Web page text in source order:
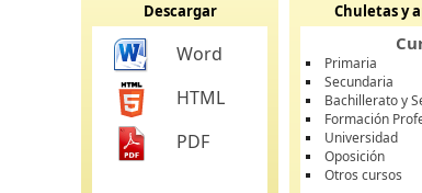
Descargar
Word
HTML
PDF
Chuletas y
Primaria
Secundaria
Bachillerato y
Formación
Universidad
Oposición
Otros cursos